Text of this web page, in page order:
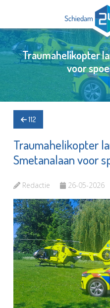
Traumahelikopter
voor
112
Traumahelikopter
Smetanalaan voor
Redactie 26-05-2026